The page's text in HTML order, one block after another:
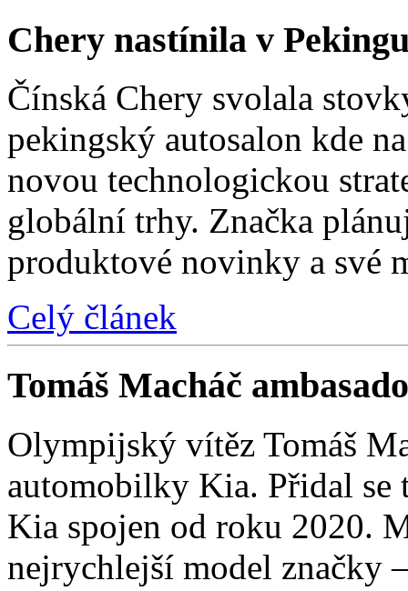
Chery nastínila v
Čínská Chery svolala
pekingský autosalon kde
novou technologickou
globální trhy. Značka
produktové novinky a své
Celý článek
Tomáš Macháč
Olympijský vítěz Tomáš
automobilky Kia. Přidal se
Kia spojen od roku 2020.
nejrychlejší model značky